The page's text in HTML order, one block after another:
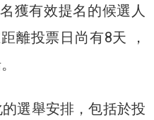
獲有效提名的候選人
離投票日尚有8天 ，
選舉安排，包括於投